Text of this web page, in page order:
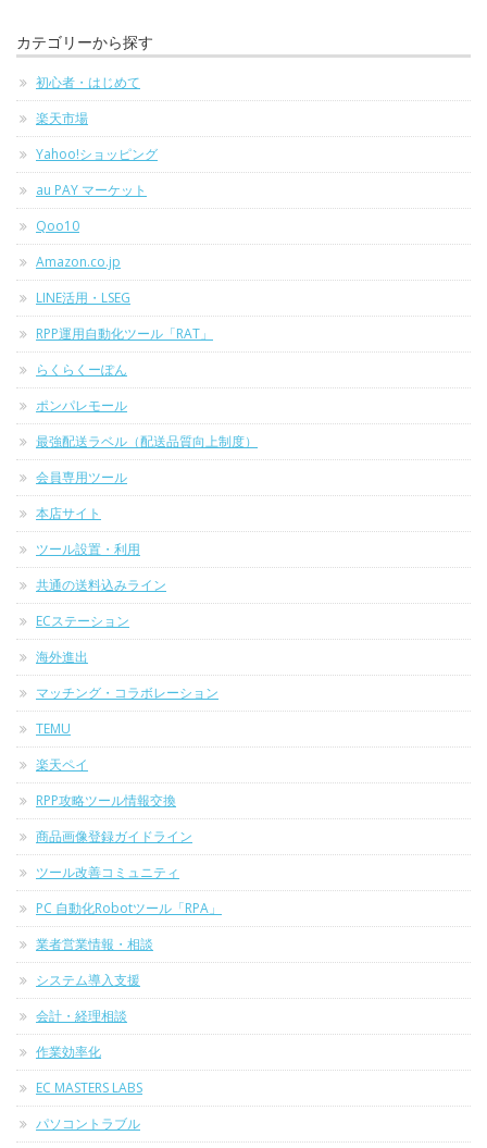
カテゴリーから探す
初心者・はじめて
楽天市場
Yahoo!ショッピング
au PAY マーケット
Qoo10
Amazon.co.jp
LINE活用・LSEG
RPP運用自動化ツール「RAT」
らくらくーぽん
ポンパレモール
最強配送ラベル（配送品質向上制度）
会員専用ツール
本店サイト
ツール設置・利用
共通の送料込みライン
ECステーション
海外進出
マッチング・コラボレーション
TEMU
楽天ペイ
RPP攻略ツール情報交換
商品画像登録ガイドライン
ツール改善コミュニティ
PC 自動化Robotツール「RPA」
業者営業情報・相談
システム導入支援
会計・経理相談
作業効率化
EC MASTERS LABS
パソコントラブル